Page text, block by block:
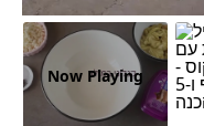
Now Playing